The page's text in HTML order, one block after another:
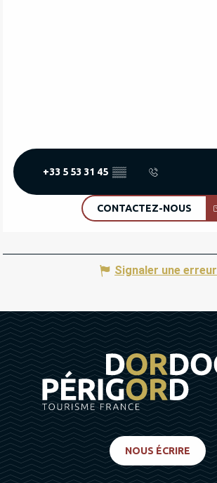
+33 5 53 31 45 ▒▒
CONTACTEZ-NOUS
Signaler une erreur
NOUS ÉCRIRE